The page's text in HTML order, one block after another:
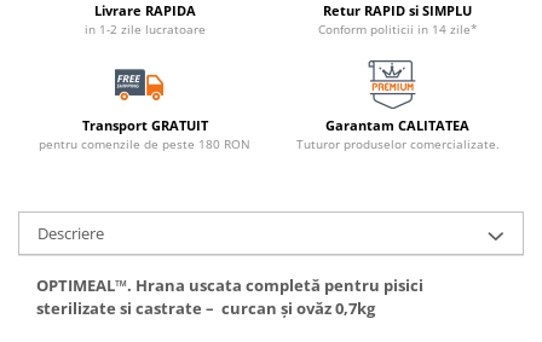
Livrare RAPIDA
in 1-2 zile lucratoare
Retur RAPID si SIMPLU
Conform politicii in 14 zile*
Transport GRATUIT
pentru comenzile de peste 180 RON
Garantam CALITATEA
Tuturor produselor comercializate.
Descriere
OPTIMEAL™. Hrana uscata completă pentru pisici
sterilizate si castrate – curcan şi ovăz 0,7kg